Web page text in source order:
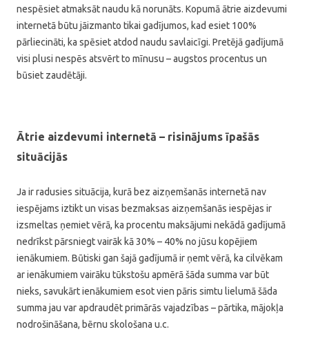
nespēsiet atmaksāt naudu kā norunāts. Kopumā ātrie aizdevumi
internetā būtu jāizmanto tikai gadījumos, kad esiet 100%
pārliecināti, ka spēsiet atdod naudu savlaicīgi. Pretējā gadījumā
visi plusi nespēs atsvērt to mīnusu – augstos procentus un
būsiet zaudētāji.
Ātrie aizdevumi internetā – risinājums īpašās
situācijās
Ja ir radusies situācija, kurā bez aizņemšanās internetā nav
iespējams iztikt un visas bezmaksas aizņemšanās iespējas ir
izsmeltas ņemiet vērā, ka procentu maksājumi nekādā gadījumā
nedrīkst pārsniegt vairāk kā 30% – 40% no jūsu kopējiem
ienākumiem. Būtiski gan šajā gadījumā ir ņemt vērā, ka cilvēkam
ar ienākumiem vairāku tūkstošu apmērā šāda summa var būt
nieks, savukārt ienākumiem esot vien pāris simtu lielumā šāda
summa jau var apdraudēt primārās vajadzības – pārtika, mājokļa
nodrošināšana, bērnu skološana u.c.